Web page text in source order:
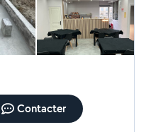
Contacter